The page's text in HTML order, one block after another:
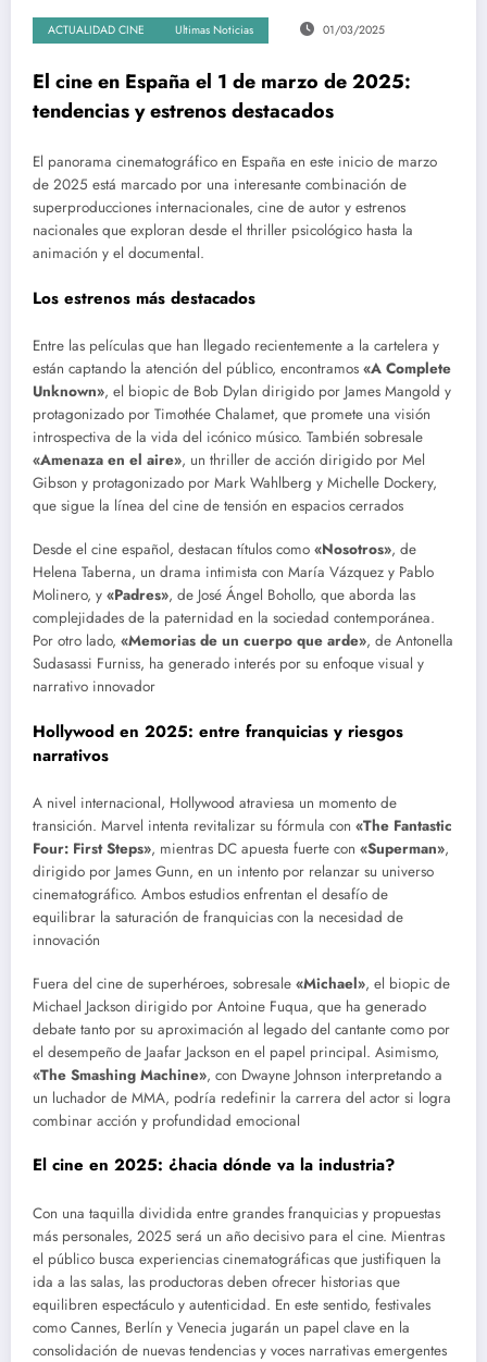
ACTUALIDAD CINE Ultimas Noticias 01/03/2025
El cine en España el 1 de marzo de 2025:
tendencias y estrenos destacados
El panorama cinematográfico en España en este inicio de marzo
de 2025 está marcado por una interesante combinación de
superproducciones internacionales, cine de autor y estrenos
nacionales que exploran desde el thriller psicológico hasta la
animación y el documental.
Los estrenos más destacados
Entre las películas que han llegado recientemente a la cartelera y
están captando la atención del público, encontramos «A Complete
Unknown», el biopic de Bob Dylan dirigido por James Mangold y
protagonizado por Timothée Chalamet, que promete una visión
introspectiva de la vida del icónico músico. También sobresale
«Amenaza en el aire», un thriller de acción dirigido por Mel
Gibson y protagonizado por Mark Wahlberg y Michelle Dockery,
que sigue la línea del cine de tensión en espacios cerrados​
Desde el cine español, destacan títulos como «Nosotros», de
Helena Taberna, un drama intimista con María Vázquez y Pablo
Molinero, y «Padres», de José Ángel Bohollo, que aborda las
complejidades de la paternidad en la sociedad contemporánea.
Por otro lado, «Memorias de un cuerpo que arde», de Antonella
Sudasassi Furniss, ha generado interés por su enfoque visual y
narrativo innovador​
Hollywood en 2025: entre franquicias y riesgos
narrativos
A nivel internacional, Hollywood atraviesa un momento de
transición. Marvel intenta revitalizar su fórmula con «The Fantastic
Four: First Steps», mientras DC apuesta fuerte con «Superman»,
dirigido por James Gunn, en un intento por relanzar su universo
cinematográfico. Ambos estudios enfrentan el desafío de
equilibrar la saturación de franquicias con la necesidad de
innovación​
Fuera del cine de superhéroes, sobresale «Michael», el biopic de
Michael Jackson dirigido por Antoine Fuqua, que ha generado
debate tanto por su aproximación al legado del cantante como por
el desempeño de Jaafar Jackson en el papel principal. Asimismo,
«The Smashing Machine», con Dwayne Johnson interpretando a
un luchador de MMA, podría redefinir la carrera del actor si logra
combinar acción y profundidad emocional​
El cine en 2025: ¿hacia dónde va la industria?
Con una taquilla dividida entre grandes franquicias y propuestas
más personales, 2025 será un año decisivo para el cine. Mientras
el público busca experiencias cinematográficas que justifiquen la
ida a las salas, las productoras deben ofrecer historias que
equilibren espectáculo y autenticidad. En este sentido, festivales
como Cannes, Berlín y Venecia jugarán un papel clave en la
consolidación de nuevas tendencias y voces narrativas emergentes​